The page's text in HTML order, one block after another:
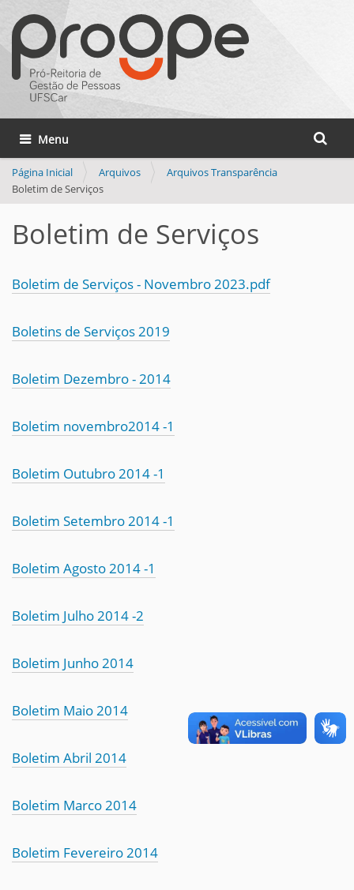
Busca
Busca
Toggle navigation
Página Inicial Arquivos
Arquivos Transparência
Boletim de Serviços
Boletim de Serviços
Boletim de Serviços - Novembro 2023.pdf
Boletins de Serviços 2019
Boletim Dezembro - 2014
Boletim novembro2014 -1
Boletim Outubro 2014 -1
Boletim Setembro 2014 -1
Boletim Agosto 2014 -1
Boletim Julho 2014 -2
Boletim Junho 2014
Boletim Maio 2014
Boletim Abril 2014
Boletim Marco 2014
Boletim Fevereiro 2014